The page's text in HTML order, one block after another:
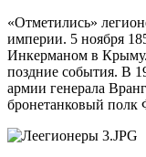
«Отметились»
империи. 5 ноября
Инкерманом в
поздние события. В
армии генерала
бронетанковый